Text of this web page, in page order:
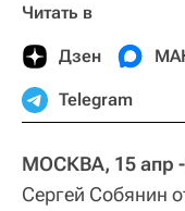
Читать в
Дзен
Telegram
МОСКВА, 15 апр
Сергей Собянин